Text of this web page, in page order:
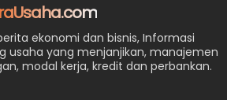
ekonomi dan bisnis, Informasi
usaha yang menjanjikan, manajemen
modal kerja, kredit dan perbankan.